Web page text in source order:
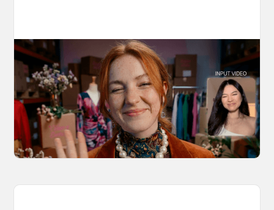
10 Types of Videos You Can Create with
Kling 3.0 Motion Control
Discover 10 video types you can create using
Kling 3.0 Motion Control on OpenArt, from
marketing to storytelling with amazingly
consistent motion and identity.
March 20, 2026